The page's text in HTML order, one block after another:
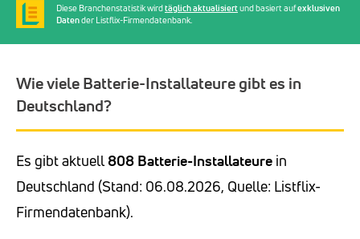
Diese Branchenstatistik wirdtäglich aktualisiertund basiert aufexklusiven
Datender Listflix-Firmendatenbank.
Wie viele Batterie-Installateure gibt es in
Deutschland?
Es gibt aktuell 808 Batterie-Installateure in
Deutschland (Stand: 06.08.2026, Quelle: Listflix-
Firmendatenbank).